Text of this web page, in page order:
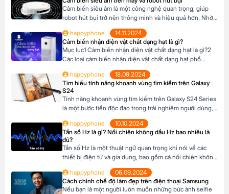
Cảm biến siêu âm là một công nghệ quan trọng, giúp
robot hút bụi trở nên thông minh và hiệu quả hơn. Nhờ
cửa mà không cần sự can thiệp của con người. Khi chọn
mua robot hút bụi, hãy ưu tiên […]
happyphone
14.11.2024
Cảm biến nhận diện vật chất dạng hạt là gì?
Mục lục1 Cảm biến nhận diện vật chất dạng hạt là gì?2
Các loại cảm biến nhận diện vật chất dạng hạt phổ
biến3 Ứng dụng trong đời sống4 Lợi ích khi sử dụng
Cảm biến nhận diện vật chất dạng hạt là gì? Cảm biến
nhận diện vật chất dạng hạt là một thiết […]
happyphone
18.09.2024
Tìm hiểu tính năng khoanh vùng tìm kiếm trên Galaxy
S24
Tính năng khoanh vùng tìm kiếm trên Galaxy S24 Series
là một bước tiến độc đáo trong trải nghiệm người dùng,
giúp bạn nhanh chóng tìm kiếm thông tin trực tiếp từ
hình ảnh hoặc văn bản mà không cần chuyển đổi ứng
dụng. Mục lục1 Tính năng khoanh vùng tìm kiếm là gì?2
Lợi […]
happyphone
10.10.2024
Tần số Hz là gì? Nồi chiên không dầu Hz bao nhiêu là
đủ?
Tần số Hz là một thuật ngữ quan trọng khi nói về các
thiết bị điện tử và gia dụng, bao gồm cả nồi chiên không
dầu. Hiểu rõ về Hz sẽ giúp bạn lựa chọn thiết bị phù
hợp, đảm bảo an toàn và hiệu quả khi sử dụng. Vậy, Hz là
gì và […]
happyphone
06.09.2024
Cách chỉnh chế độ làm đẹp trên điện thoại Samsung
Nếu bạn là một người luôn muốn những bức ảnh selfie